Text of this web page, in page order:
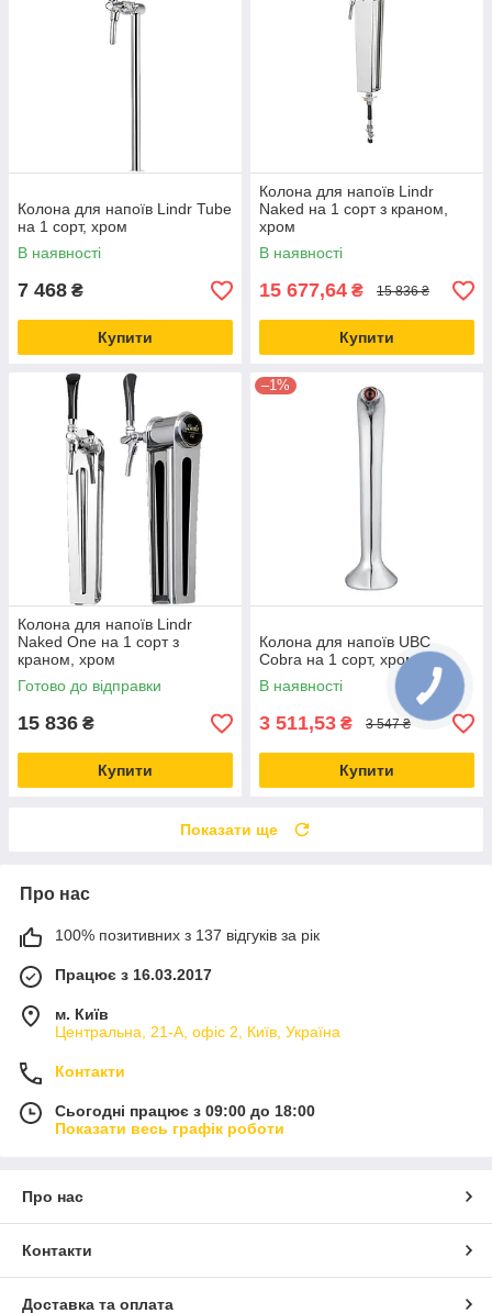
Колона для напоїв Lindr Tube
на 1 сорт, хром
В наявності
7 468 ₴
Купити
Колона для напоїв Lindr
Naked на 1 сорт з краном,
хром
В наявності
15 677,64 ₴ 15 836 ₴
Купити
Колона для напоїв Lindr
Naked One на 1 сорт з
краном, хром
Готово до відправки
15 836 ₴
Купити
–1%
Колона для напоїв UBC
Cobra на 1 сорт, хром
В наявності
3 511,53 ₴ 3 547 ₴
Купити
Показати ще
Про нас
100% позитивних з 137 відгуків за рік
Працює з 16.03.2017
м. Київ
Центральна, 21-А, офіс 2, Київ, Україна
Контакти
Сьогодні працює з 09:00 до 18:00
Показати весь графік роботи
Про нас
Контакти
Доставка та оплата